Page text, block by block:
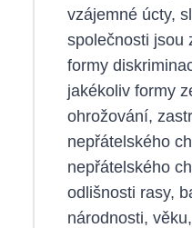
vzájemné úcty,
společnosti jsou
formy
jakékoliv formy
ohrožování,
nepřátelského
nepřátelského
odlišnosti rasy,
národnosti,